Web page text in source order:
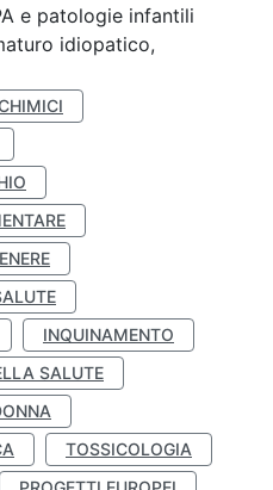
e patologie infantili
idiopatico,
INQUINAMENTO
SALUTE
TOSSICOLOGIA